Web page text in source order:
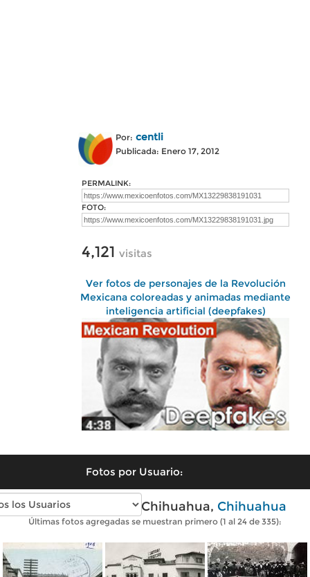
Por: centli
Publicada: Enero 17, 2012
PERMALINK:
FOTO:
4,121 visitas
Ver fotos de personajes de la Revolución
Mexicana coloreadas y animadas mediante
inteligencia artificial (deepfakes)
Fotos por Usuario:
Fotos antiguas de Chihuahua, Chihuahua
Últimas fotos agregadas se muestran primero (1 al 24 de 335):